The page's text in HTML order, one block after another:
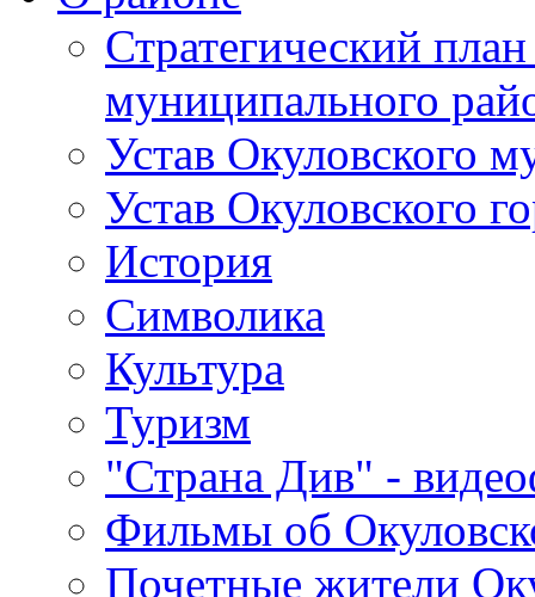
Стратегический
муниципального
Устав Окуловского
Устав Окуловского
История
Символика
Культура
Туризм
"Страна Див" -
Фильмы об
Почетные жители